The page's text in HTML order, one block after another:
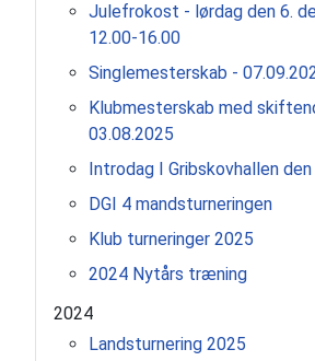
Julefrokost - lørdag den 6.
12.00-16.00
Singlemesterskab -
Klubmesterskab med
03.08.2025
Introdag I Gribskovhallen
DGI 4 mandsturneringen
Klub turneringer 2025
2024 Nytårs træning
2024
Landsturnering 2025